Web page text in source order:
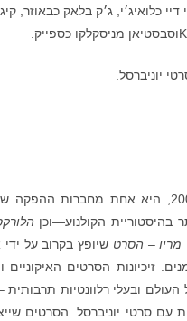
כלואיג׳י, ג׳ק בלאק כבאוזר,
יוניברסל.
, שנוסדה על ידי כריס מלדנדרי בשנת 2007, היא
בהיסטוריית הקולנוע—וכן
– הסרט שיופץ בקרוב על ידי
זיכיונות הסרטים האיקוניים
סרטי יוניברסל. הסרטים